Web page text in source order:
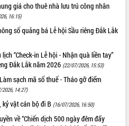
giá cho thuê nhà lưu trú công nhân
16:15)
số quảng bá Lễ hội Sầu riêng Đắk Lắk
“Check-in Lễ hội - Nhận quà liền tay”
Đắk Lắk năm 2026 (22/07/2026, 15:53)
sạch mã số thuế - Tháo gỡ điểm
14:27)
vật cán bộ đi B (16/07/2026, 16:50)
về “Chiến dịch 500 ngày đêm đẩy